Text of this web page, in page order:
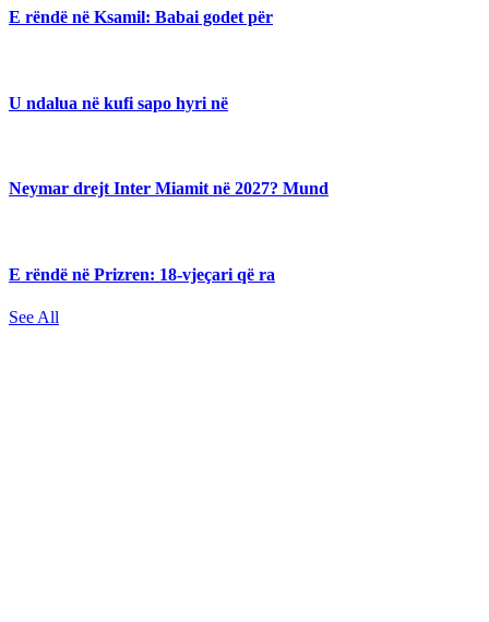
E rëndë në Ksamil: Babai godet për
U ndalua në kufi sapo hyri në
Neymar drejt Inter Miamit në 2027? Mund
E rëndë në Prizren: 18-vjeçari që ra
See All